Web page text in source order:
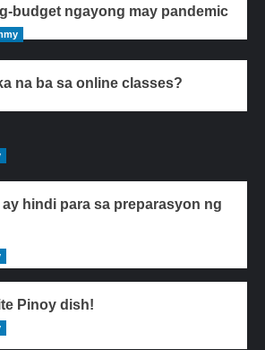
budget ngayong may pandemic
na ba sa online classes?
hindi para sa preparasyon ng
Pinoy dish!